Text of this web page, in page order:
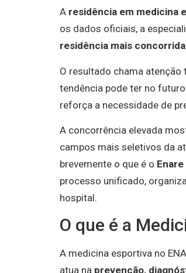
A residência em medicina
os dados oficiais, a
residência mais concorrida
O resultado chama
tendência pode ter no
reforça a necessidade de
A concorrência elevada
campos mais seletivos da
brevemente o que é o Enare
processo unificado,
hospital.
O que é a
A medicina esportiva no
atua na prevenção,